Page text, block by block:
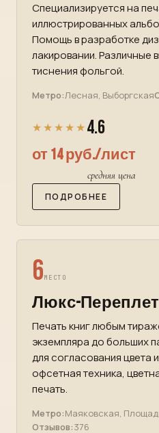
Специализируется на
иллюстрированных
Помощь в разработке
лакировании. Различные
тиснения фольгой.
Метро:Лесная, Выборгская
★★★★★ 4.6
от 14 руб./лист
средняя цена
ПОДРОБНЕЕ
6МЕСТО
Люкс-Переплет
Печать книг любым
экземпляра до больших
для согласования цвета
офсетная техника,
печать.
Метро:Маяковская,
Отзывов:376